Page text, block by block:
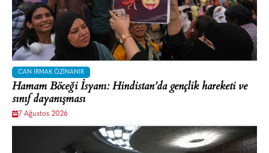
CAN IRMAK ÖZINANIR
Hamam Böceği İsyanı: Hindistan’da gençlik hareketi ve
sınıf dayanışması
7 Ağustos 2026